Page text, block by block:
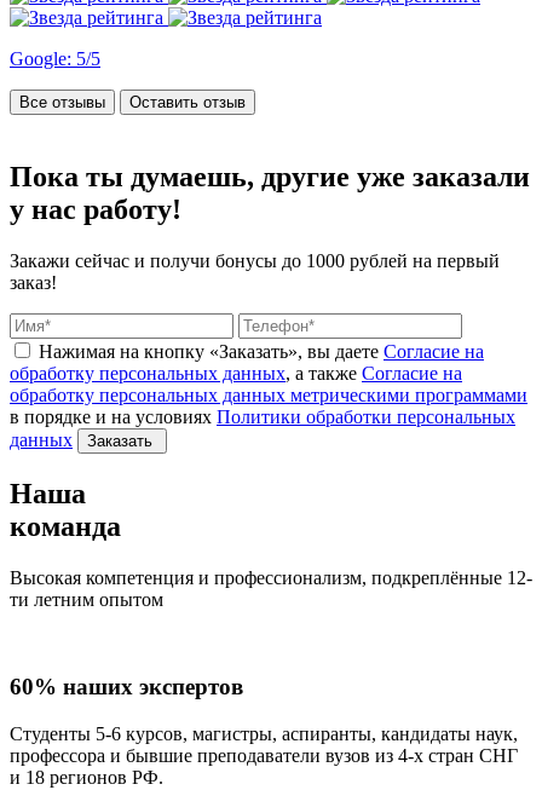
Google: 5/5
Все отзывы Оставить отзыв
Пока ты думаешь, другие уже заказали
у нас работу!
Закажи сейчас и получи бонусы до 1000 рублей на первый
заказ!
Нажимая на кнопку «Заказать», вы даете Согласие на
обработку персональных данных, а также Согласие на
обработку персональных данных метрическими программами
в порядке и на условиях Политики обработки персональных
данных
Заказать
Наша
команда
Высокая компетенция и профессионализм, подкреплённые 12-
ти летним опытом
60% наших экспертов
Студенты 5-6 курсов, магистры, аспиранты, кандидаты наук,
профессора и бывшие преподаватели вузов из 4-х стран СНГ
и 18 регионов РФ.